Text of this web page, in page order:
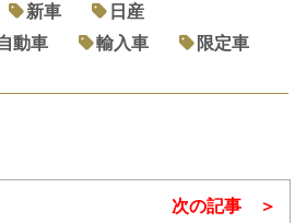
新車
日産
動車 輸入車
限定車
次の記事